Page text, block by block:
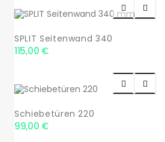
 
SPLIT Seitenwand 340
115,00 €
 
Schiebetüren 220
99,00 €